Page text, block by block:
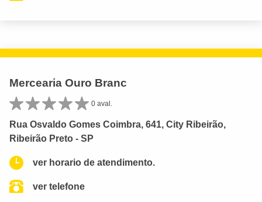
Mercearia Ouro Branc
0 aval.
Rua Osvaldo Gomes Coimbra, 641, City Ribeirão,
Ribeirão Preto - SP
ver horario de atendimento.
ver telefone